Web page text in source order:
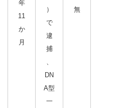
年
11
か
月
）
で
逮
捕
DN
A型
一
無